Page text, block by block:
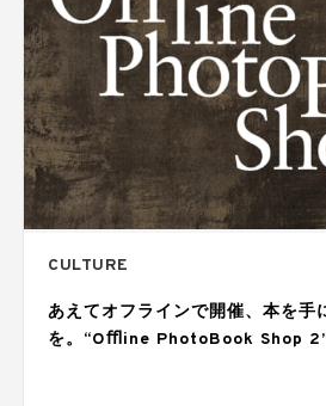
CULTURE
あえてオフラインで開催、本を手
を。“Oﬄine PhotoBook Shop